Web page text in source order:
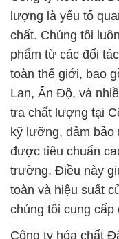
Lan, Ấn Độ, và
tra chất lượng tại
kỹ lưỡng, đảm
được tiêu chuẩn
trường. Điều này
toàn và hiệu suất
chúng tôi cung cấp
Công ty hóa chất
trong những đơn vị
vực cung cấp các
khuẩn. Chúng tôi
còn mang đến